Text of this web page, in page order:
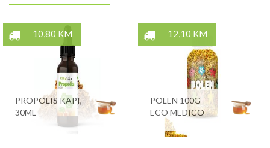
10,80 KM
PROPOLIS KAPI,
30ML
12,10 KM
POLEN 100G -
ECO MEDICO